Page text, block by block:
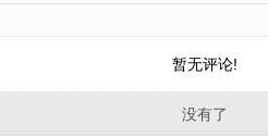
暂无评论!
没有了